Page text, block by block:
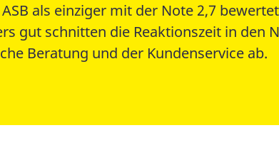
als einziger mit der Note 2,7
gut schnitten die Reaktionszeit in den
Beratung und der Kundenservice ab.